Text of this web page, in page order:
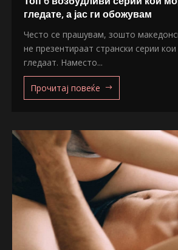
гледате, а јас ги обожувам
Често се прашувам, зошто
не презентираат странски серии
гледаат. Наместо...
Прочитај повеќе